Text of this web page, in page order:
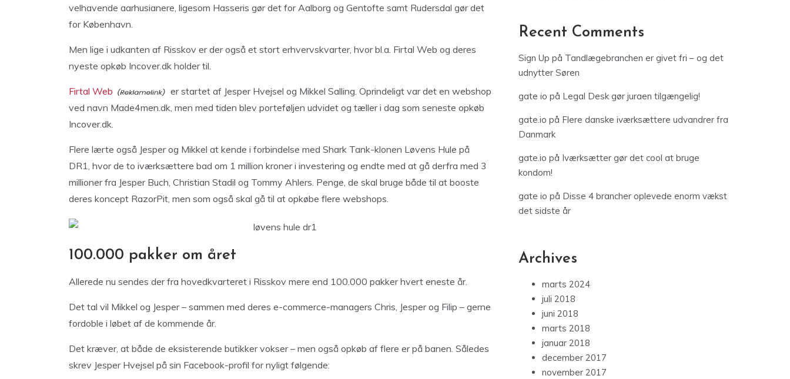
velhavende aarhusianere, ligesom Hasseris gør det for Aalborg og Gentofte samt Rudersdal gør det
for København.
Men lige i udkanten af Risskov er der også et stort erhvervskvarter, hvor bl.a. Firtal Web og deres
nyeste opkøb Incover.dk holder til.
Firtal Web
er startet af Jesper Hvejsel og Mikkel Salling. Oprindeligt var det en webshop
ved navn Made4men.dk, men med tiden blev porteføljen udvidet og tæller i dag som seneste opkøb
Incover.dk.
Flere lærte også Jesper og Mikkel at kende i forbindelse med Shark Tank-klonen Løvens Hule på
DR1, hvor de to iværksættere bad om 1 million kroner i investering og endte med at gå derfra med 3
millioner fra Jesper Buch, Christian Stadil og Tommy Ahlers. Penge, de skal bruge både til at booste
deres koncept RazorPit, men som også skal gå til at opkøbe flere webshops.
100.000 pakker om året
Allerede nu sendes der fra hovedkvarteret i Risskov mere end 100.000 pakker hvert eneste år.
Det tal vil Mikkel og Jesper – sammen med deres e-commerce-managers Chris, Jesper og Filip – gerne
fordoble i løbet af de kommende år.
Det kræver, at både de eksisterende butikker vokser – men også opkøb af flere er på banen. Således
skrev Jesper Hvejsel på sin Facebook-profil for nyligt følgende:
Recent Comments
Sign Up på Tandlægebranchen er givet fri – og det
udnytter Søren
gate io på Legal Desk gør juraen tilgængelig!
gate.io på Flere danske iværksættere udvandrer fra
Danmark
gate.io på Iværksætter gør det cool at bruge
kondom!
gate io på Disse 4 brancher oplevede enorm vækst
det sidste år
Archives
marts 2024
juli 2018
juni 2018
marts 2018
januar 2018
december 2017
november 2017